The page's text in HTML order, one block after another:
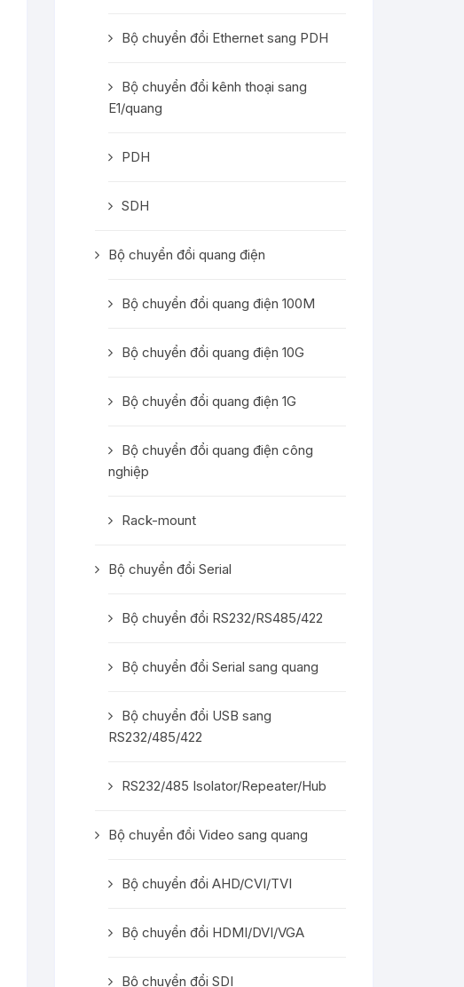
Bộ chuyển đổi Ethernet sang PDH
Bộ chuyển đổi kênh thoại sang
E1/quang
PDH
SDH
Bộ chuyển đổi quang điện
Bộ chuyển đổi quang điện 100M
Bộ chuyển đổi quang điện 10G
Bộ chuyển đổi quang điện 1G
Bộ chuyển đổi quang điện công
nghiệp
Rack-mount
Bộ chuyển đổi Serial
Bộ chuyển đổi RS232/RS485/422
Bộ chuyển đổi Serial sang quang
Bộ chuyển đổi USB sang
RS232/485/422
RS232/485 Isolator/Repeater/Hub
Bộ chuyển đổi Video sang quang
Bộ chuyển đổi AHD/CVI/TVI
Bộ chuyển đổi HDMI/DVI/VGA
Bộ chuyển đổi SDI